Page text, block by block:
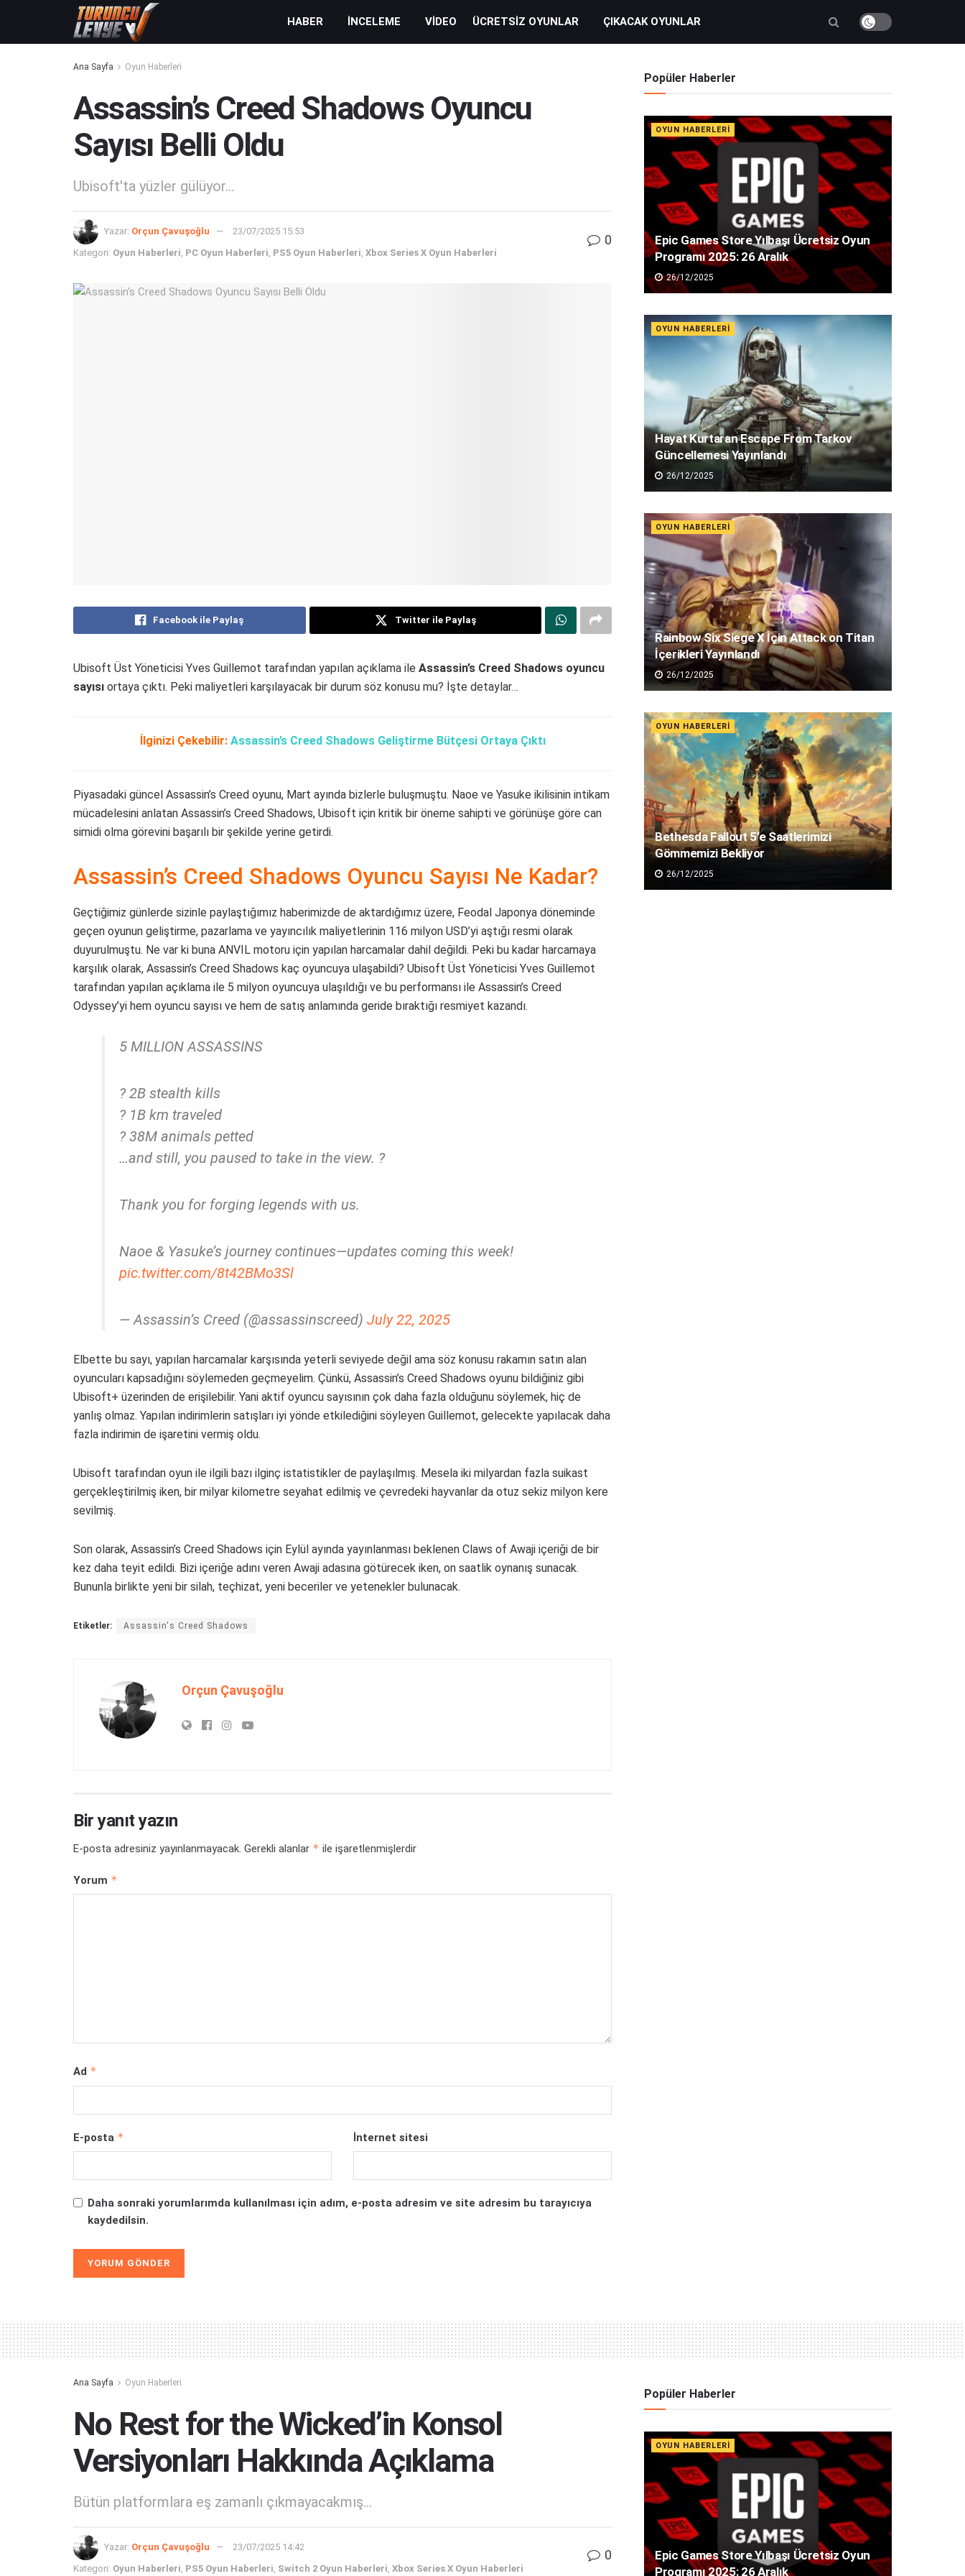
HABER İNCELEME VIDEO ÜCRETSIZ OYUNLAR ÇIKACAK OYUNLAR
Ana Sayfa Oyun Haberleri
Assassin’s Creed Shadows Oyuncu
Sayısı Belli Oldu
Ubisoft'ta yüzler gülüyor...
Yazar: Orçun Çavuşoğlu 23/07/2025 15:53
Kategori: Oyun Haberleri, PC Oyun Haberleri, PS5 Oyun Haberleri, Xbox Series X Oyun Haberleri
0
Facebook ile Paylaş Twitter ile Paylaş
Ubisoft Üst Yöneticisi Yves Guillemot tarafından yapılan açıklama ile Assassin’s Creed Shadows oyuncu
sayısı ortaya çıktı. Peki maliyetleri karşılayacak bir durum söz konusu mu? İşte detaylar…
İlginizi Çekebilir: Assassin’s Creed Shadows Geliştirme Bütçesi Ortaya Çıktı
Piyasadaki güncel Assassin’s Creed oyunu, Mart ayında bizlerle buluşmuştu. Naoe ve Yasuke ikilisinin intikam
mücadelesini anlatan Assassin’s Creed Shadows, Ubisoft için kritik bir öneme sahipti ve görünüşe göre can
simidi olma görevini başarılı bir şekilde yerine getirdi.
Assassin’s Creed Shadows Oyuncu Sayısı Ne Kadar?
Geçtiğimiz günlerde sizinle paylaştığımız haberimizde de aktardığımız üzere, Feodal Japonya döneminde
geçen oyunun geliştirme, pazarlama ve yayıncılık maliyetlerinin 116 milyon USD’yi aştığı resmi olarak
duyurulmuştu. Ne var ki buna ANVIL motoru için yapılan harcamalar dahil değildi. Peki bu kadar harcamaya
karşılık olarak, Assassin’s Creed Shadows kaç oyuncuya ulaşabildi? Ubisoft Üst Yöneticisi Yves Guillemot
tarafından yapılan açıklama ile 5 milyon oyuncuya ulaşıldığı ve bu performansı ile Assassin’s Creed
Odyssey’yi hem oyuncu sayısı ve hem de satış anlamında geride bıraktığı resmiyet kazandı.
5 MILLION ASSASSINS
?️ 2B stealth kills
? 1B km traveled
? 38M animals petted
…and still, you paused to take in the view. ?
Thank you for forging legends with us.
Naoe & Yasuke’s journey continues—updates coming this week!
pic.twitter.com/8t42BMo3Sl
— Assassin’s Creed (@assassinscreed) July 22, 2025
Elbette bu sayı, yapılan harcamalar karşısında yeterli seviyede değil ama söz konusu rakamın satın alan
oyuncuları kapsadığını söylemeden geçmeyelim. Çünkü, Assassin’s Creed Shadows oyunu bildiğiniz gibi
Ubisoft+ üzerinden de erişilebilir. Yani aktif oyuncu sayısının çok daha fazla olduğunu söylemek, hiç de
yanlış olmaz. Yapılan indirimlerin satışları iyi yönde etkilediğini söyleyen Guillemot, gelecekte yapılacak daha
fazla indirimin de işaretini vermiş oldu.
Ubisoft tarafından oyun ile ilgili bazı ilginç istatistikler de paylaşılmış. Mesela iki milyardan fazla suikast
gerçekleştirilmiş iken, bir milyar kilometre seyahat edilmiş ve çevredeki hayvanlar da otuz sekiz milyon kere
sevilmiş.
Son olarak, Assassin’s Creed Shadows için Eylül ayında yayınlanması beklenen Claws of Awaji içeriği de bir
kez daha teyit edildi. Bizi içeriğe adını veren Awaji adasına götürecek iken, on saatlik oynanış sunacak.
Bununla birlikte yeni bir silah, teçhizat, yeni beceriler ve yetenekler bulunacak.
Etiketler: Assassin's Creed Shadows
Orçun Çavuşoğlu
Bir yanıt yazın
E-posta adresiniz yayınlanmayacak. Gerekli alanlar * ile işaretlenmişlerdir
Yorum *
Ad *
E-posta * İnternet sitesi
Daha sonraki yorumlarımda kullanılması için adım, e-posta adresim ve site adresim bu tarayıcıya
kaydedilsin.
Popüler Haberler
OYUN HABERLERI
Epic Games Store Yılbaşı Ücretsiz Oyun
Programı 2025: 26 Aralık
26/12/2025
OYUN HABERLERI
Hayat Kurtaran Escape From Tarkov
Güncellemesi Yayınlandı
26/12/2025
OYUN HABERLERI
Rainbow Six Siege X İçin Attack on Titan
İçerikleri Yayınlandı
26/12/2025
OYUN HABERLERI
Bethesda Fallout 5’e Saatlerimizi
Gömmemizi Bekliyor
26/12/2025
Ana Sayfa Oyun Haberleri
No Rest for the Wicked’in Konsol
Versiyonları Hakkında Açıklama
Bütün platformlara eş zamanlı çıkmayacakmış...
Yazar: Orçun Çavuşoğlu 23/07/2025 14:42
Kategori: Oyun Haberleri PS5 Oyun Haberleri Switch 2 Oyun Haberleri Xbox Series X Oyun Haberleri
0
Popüler Haberler
OYUN HABERLERI
Epic Games Store Yılbaşı Ücretsiz Oyun
Programı 2025: 26 Aralık